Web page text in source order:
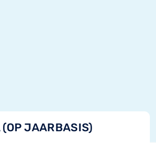
(OP JAARBASIS)